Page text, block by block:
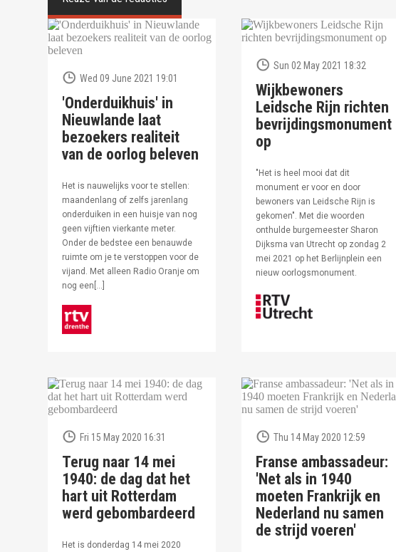
Wed 09 June 2021 19:01
'Onderduikhuis' in
Nieuwlande laat
bezoekers realiteit
van de oorlog beleven
Het is nauwelijks voor te stellen:
maandenlang of zelfs jarenlang
onderduiken in een huisje van nog
geen vijftien vierkante meter.
Onder de bedstee een benauwde
ruimte om je te verstoppen voor de
vijand. Met alleen Radio Oranje om
nog een[…]
Sun 02 May 2021 18:32
Wijkbewoners
Leidsche Rijn richten
bevrijdingsmonument
op
"Het is heel mooi dat dit
monument er voor en door
bewoners van Leidsche Rijn is
gekomen". Met die woorden
onthulde burgemeester Sharon
Dijksma van Utrecht op zondag 2
mei 2021 op het Berlijnplein een
nieuw oorlogsmonument.
Fri 15 May 2020 16:31
Terug naar 14 mei
1940: de dag dat het
hart uit Rotterdam
werd gebombardeerd
Het is donderdag 14 mei 2020
Thu 14 May 2020 12:59
Franse ambassadeur:
'Net als in 1940
moeten Frankrijk en
Nederland nu samen
de strijd voeren'